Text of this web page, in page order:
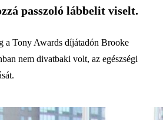
passzoló lábbelit viselt.
a Tony Awards díjátadón Brooke
nem divatbaki volt, az egészségi